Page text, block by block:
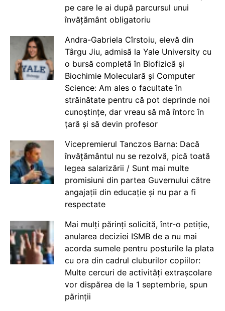
pe care le ai după parcursul unui
învățământ obligatoriu
Andra-Gabriela Cîrstoiu, elevă din
Târgu Jiu, admisă la Yale University cu
o bursă completă în Biofizică și
Biochimie Moleculară și Computer
Science: Am ales o facultate în
străinătate pentru că pot deprinde noi
cunoștințe, dar vreau să mă întorc în
țară și să devin profesor
Vicepremierul Tanczos Barna: Dacă
învățământul nu se rezolvă, pică toată
legea salarizării / Sunt mai multe
promisiuni din partea Guvernului către
angajații din educație și nu par a fi
respectate
Mai mulți părinți solicită, într-o petiție,
anularea deciziei ISMB de a nu mai
acorda sumele pentru posturile la plata
cu ora din cadrul cluburilor copiilor:
Multe cercuri de activități extrașcolare
vor dispărea de la 1 septembrie, spun
părinții